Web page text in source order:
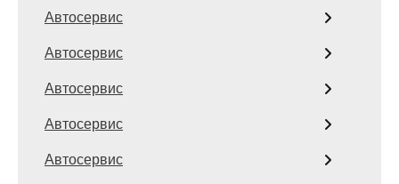
Автосервис
Автосервис
Автосервис
Автосервис
Автосервис